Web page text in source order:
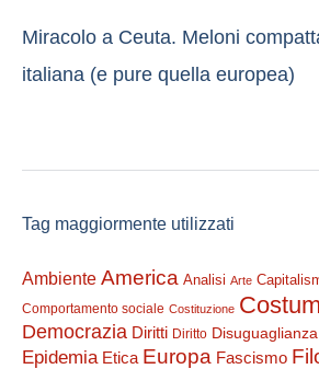
Miracolo a Ceuta. Meloni
italiana (e pure quella europea)
Tag maggiormente utilizzati
Ambiente America Analisi Arte
Comportamento sociale Costituzione
Democrazia Diritti Diritto Disuguaglianza
Epidemia Etica Europa Fascismo